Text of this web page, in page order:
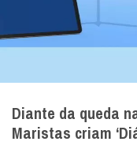
Diante da queda
Maristas criam